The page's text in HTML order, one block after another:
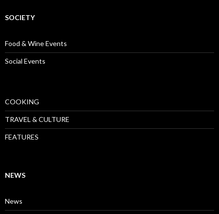
SOCIETY
Food & Wine Events
Social Events
COOKING
TRAVEL & CULTURE
FEATURES
NEWS
News